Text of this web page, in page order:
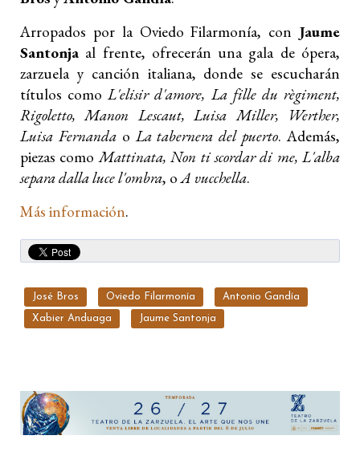
Arropados por la Oviedo Filarmonía, con Jaume
Santonja al frente, ofrecerán una gala de ópera,
zarzuela y canción italiana, donde se escucharán
títulos comoL'elisir d'amore, La fille du règiment,
Rigoletto, Manon Lescaut, Luisa Miller, Werther,
Luisa FernandaoLa tabernera del puerto. Además,
piezas comoMattinata, Non ti scordar di me, L'alba
separa dalla luce l'ombra, oA vucchella.
Más información.
José Bros Oviedo Filarmonía Antonio Gandía
Xabier Anduaga Jaume Santonja